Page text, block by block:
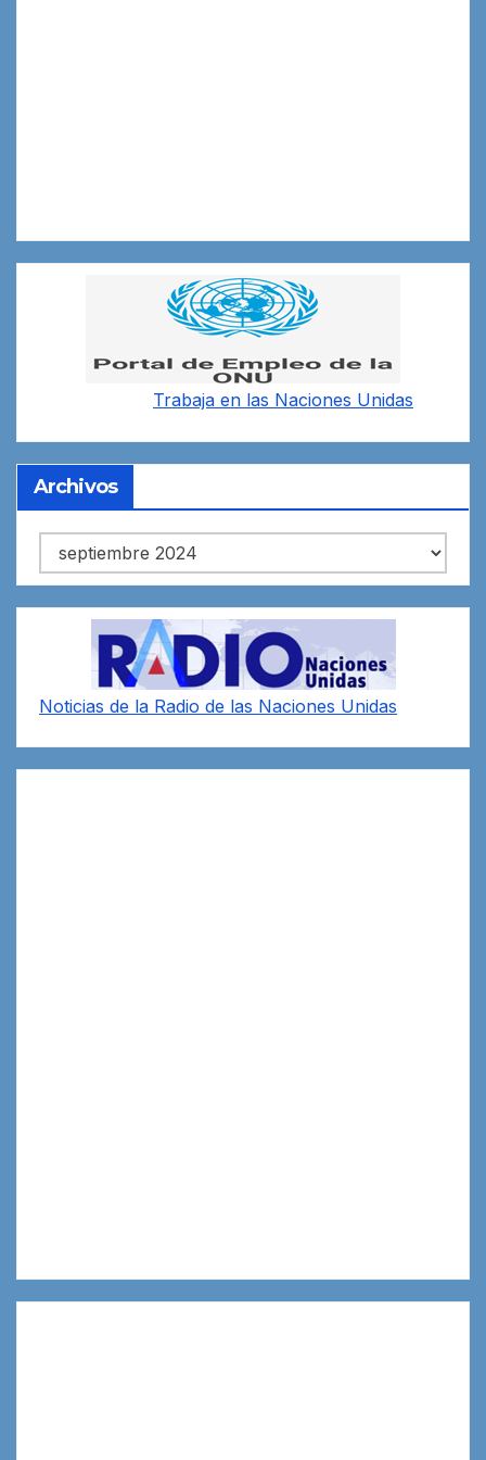
Trabaja en las Naciones Unidas
Archivos
Archivos
Noticias de la Radio de las Naciones Unidas